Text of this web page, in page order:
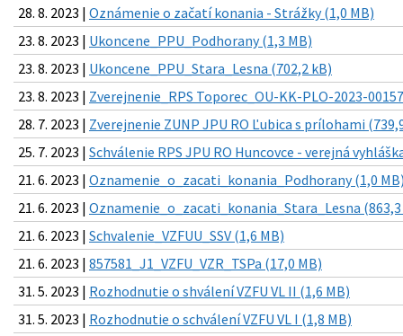
28. 8. 2023 | Oznámenie o začatí konania - Strážky (1,0 MB)
23. 8. 2023 | Ukoncene_PPU_Podhorany (1,3 MB)
23. 8. 2023 | Ukoncene_PPU_Stara_Lesna (702,2 kB)
23. 8. 2023 | Zverejnenie_RPS Toporec_OU-KK-PLO-2023-
28. 7. 2023 | Zverejnenie ZUNP JPU RO Ľubica s prílohami
25. 7. 2023 | Schválenie RPS JPU RO Huncovce - verejná
21. 6. 2023 | Oznamenie_o_zacati_konania_Podhorany (1,0
21. 6. 2023 | Oznamenie_o_zacati_konania_Stara_Lesna
21. 6. 2023 | Schvalenie_VZFUU_SSV (1,6 MB)
21. 6. 2023 | 857581_J1_VZFU_VZR_TSPa (17,0 MB)
31. 5. 2023 | Rozhodnutie o shválení VZFU VL II (1,6 MB)
31. 5. 2023 | Rozhodnutie o schválení VZFU VL I (1,8 MB)